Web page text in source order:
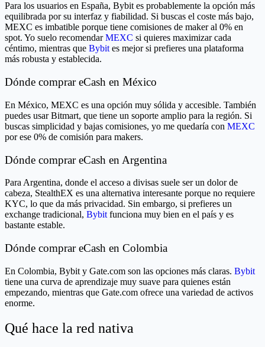
Para los usuarios en España, Bybit es probablemente la opción más
equilibrada por su interfaz y fiabilidad. Si buscas el coste más bajo,
MEXC es imbatible porque tiene comisiones de maker al 0% en
spot. Yo suelo recomendarMEXC si quieres maximizar cada
céntimo, mientras que Bybit es mejor si prefieres una plataforma
más robusta y establecida.
Dónde comprar eCash en México
En México, MEXC es una opción muy sólida y accesible. También
puedes usar Bitmart, que tiene un soporte amplio para la región. Si
buscas simplicidad y bajas comisiones, yo me quedaría con MEXC
por ese 0% de comisión para makers.
Dónde comprar eCash en Argentina
Para Argentina, donde el acceso a divisas suele ser un dolor de
cabeza, StealthEX es una alternativa interesante porque no requiere
KYC, lo que da más privacidad. Sin embargo, si prefieres un
exchange tradicional, Bybit funciona muy bien en el país y es
bastante estable.
Dónde comprar eCash en Colombia
En Colombia, Bybit y Gate.com son las opciones más claras. Bybit
tiene una curva de aprendizaje muy suave para quienes están
empezando, mientras que Gate.com ofrece una variedad de activos
enorme.
Qué hace la red nativa